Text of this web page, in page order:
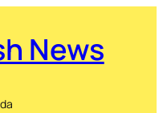
News